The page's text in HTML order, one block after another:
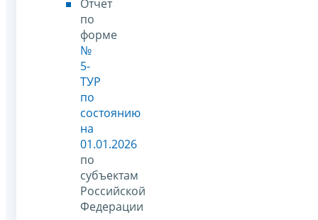
Отчет
по
форме
№
5-
ТУР
по
состоянию
на
01.01.2026
по
субъектам
Российской
Федерации